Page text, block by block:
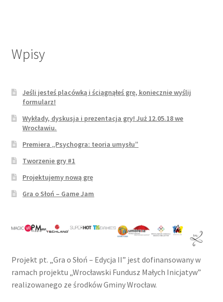
Zespoły
Game Jam – Gra o Słoń – Edycja 2.
Gry
O nas
Pytania i Odpowiedzi
Regulamin
Zapisy
Wpisy
Jeśli jesteś placówką i ściągnąłeś grę, koniecznie wyślij
formularz!
Wykłady, dyskusja i prezentacja gry! Już 12.05.18 we
Wrocławiu.
Premiera „Psychogra: teoria umysłu”
Tworzenie gry #1
Projektujemy nową grę
Gra o Słoń – Game Jam
Projekt pt. „Gra o Słoń – Edycja II” jest dofinansowany w
ramach projektu „Wrocławski Fundusz Małych Inicjatyw”
realizowanego ze środków Gminy Wrocław.